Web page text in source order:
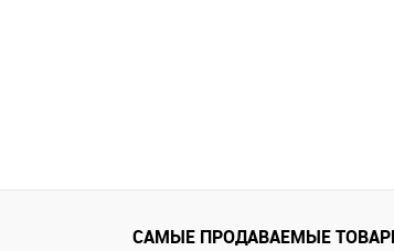
САМЫЕ ПРОДАВАЕМЫЕ